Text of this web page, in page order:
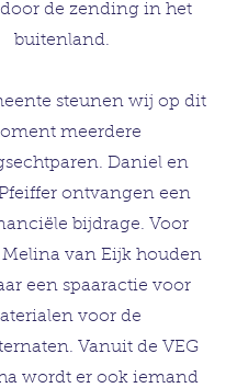
de zending in het
buitenland.
steunen wij op dit
meerdere
Daniel en
ontvangen een
bijdrage. Voor
Melina van Eijk houden
een spaaractie voor
voor de
Vanuit de VEG
wordt er ook iemand